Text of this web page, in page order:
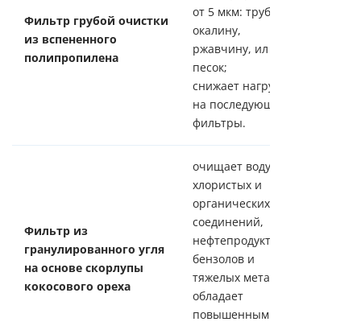
Фильтр грубой очистки
из вспененного
полипропилена
от 5 мкм: трубную
окалину,
ржавчину, ил и
песок;
снижает нагрузку
на последующие
фильтры.
Фильтр из
гранулированного угля
на основе скорлупы
кокосового ореха
очищает воду от
хлористых и
органических
соединений,
нефтепродуктов,
бензолов и
тяжелых металлов;
обладает
повышенными